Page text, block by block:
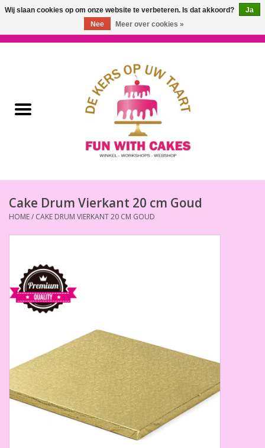
Workshops & Cursussen
Decoreer Gereedschap
Thema's
Cindy's Favorieten
Cadeaubonnen
Cake Drum Vierkant 20 cm Goud
HOME/ CAKE DRUM VIERKANT 20 CM GOUD
Wij slaan cookies op om onze website te verbeteren. Is dat akkoord?
Ja
Nee
Meer over cookies »